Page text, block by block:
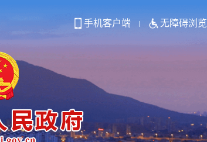
手机客户端 无障碍浏览